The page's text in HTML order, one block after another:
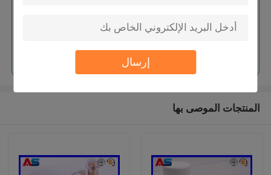
إرسال
استمر
المنتجات الموصى بها